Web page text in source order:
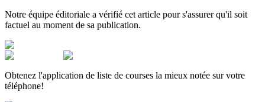
Notre équipe éditoriale a vérifié cet article pour s'assurer qu'il soit
factuel au moment de sa publication.
Obtenez l'application de liste de courses la mieux notée sur votre
téléphone!